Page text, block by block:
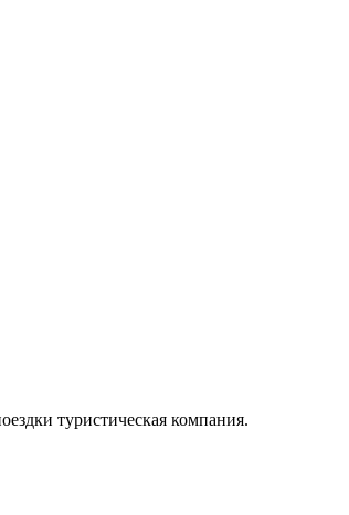
туристическая компания.